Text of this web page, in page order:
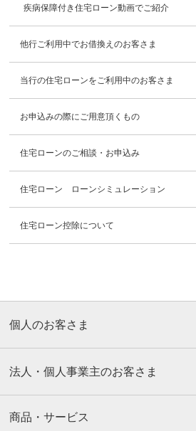
疾病保障付き住宅ローン動画でご紹介
他行ご利用中でお借換えのお客さま
当行の住宅ローンをご利用中のお客さま
お申込みの際にご用意頂くもの
住宅ローンのご相談・お申込み
住宅ローン ローンシミュレーション
住宅ローン控除について
個人のお客さま
法人・個人事業主のお客さま
商品・サービス